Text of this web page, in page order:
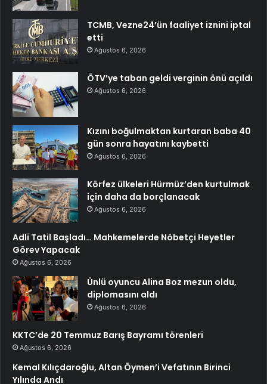
TCMB, Vezne24’ün faaliyet iznini iptal
etti
Ağustos 6, 2026
ÖTV’ye taban geldi verginin önü açıldı
Ağustos 6, 2026
Kızını boğulmaktan kurtaran baba 40
gün sonra hayatını kaybetti
Ağustos 6, 2026
Körfez ülkeleri Hürmüz’den kurtulmak
için daha da borçlanacak
Ağustos 6, 2026
Adli Tatil Başladı… Mahkemelerde Nöbetçi Heyetler
Görev Yapacak
Ağustos 6, 2026
Ünlü oyuncu Alina Boz mezun oldu,
diplomasını aldı
Ağustos 6, 2026
KKTC’de 20 Temmuz Barış Bayramı törenleri
Ağustos 6, 2026
Kemal Kılıçdaroğlu, Altan Öymen’i Vefatının Birinci
Yılında Andı